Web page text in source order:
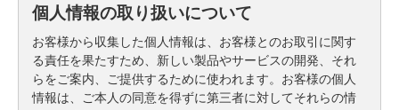
個人情報の取り扱いについて
お客様から収集した個人情報は、お客様とのお取引に関す
る責任を果たすため、新しい製品やサービスの開発、それ
らをご案内、ご提供するために使われます。お客様の個人
情報は、ご本人の同意を得ずに第三者に対してそれらの情